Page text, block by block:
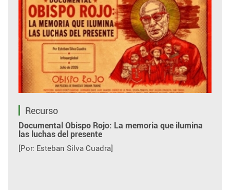
Recurso
Documental Obispo Rojo: La memoria que ilumina
las luchas del presente
[Por: Esteban Silva Cuadra]